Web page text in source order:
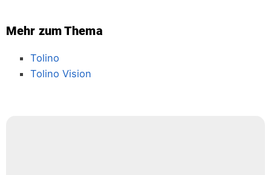
Mehr zum Thema
Tolino
Tolino Vision